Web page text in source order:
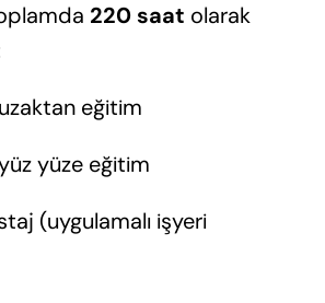
220 saat olarak
eğitim
yüze eğitim
(uygulamalı işyeri